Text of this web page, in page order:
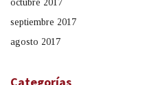
octubre 2017
septiembre 2017
agosto 2017